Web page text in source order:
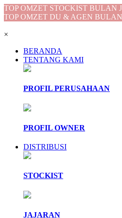
TOP OMZET STOCKIST BULAN
TOP OMZET DU & AGEN
×
BERANDA
TENTANG KAMI
PROFIL PERUSAHAAN
PROFIL OWNER
DISTRIBUSI
STOCKIST
JAJARAN